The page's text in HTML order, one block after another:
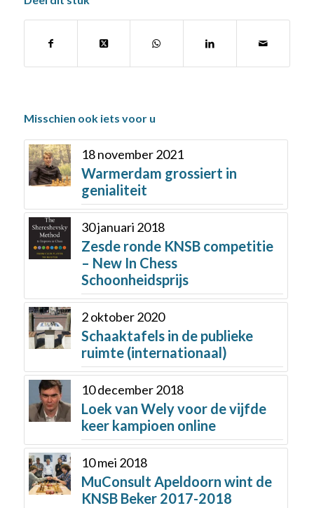
Misschien ook iets voor u
18 november 2021
Warmerdam grossiert in
genialiteit
30 januari 2018
Zesde ronde KNSB competitie
– New In Chess
Schoonheidsprijs
2 oktober 2020
Schaaktafels in de publieke
ruimte (internationaal)
10 december 2018
Loek van Wely voor de vijfde
keer kampioen online
10 mei 2018
MuConsult Apeldoorn wint de
KNSB Beker 2017-2018